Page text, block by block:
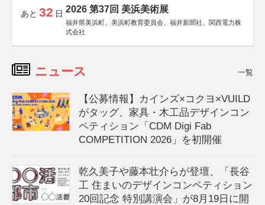
あと 32 日 2026 第37回 美浜美術展
福井県美浜町、美浜町教育委員会、福井新聞社、関西電力株
式会社
ニュース 一覧
【公募情報】カインズ×コクヨ×VUILD
がタッグ、家具・木工品デザインコン
ペティション「CDM Digi Fab
COMPETITION 2026」を初開催
乾久美子や藤本壮介らが登壇、「長谷
工 住まいのデザインコンペティション
20回記念 特別講演会」が8月19日に開